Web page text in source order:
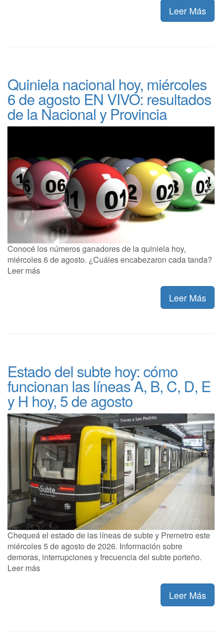
Leer Más
Quiniela nacional hoy, miércoles
6 de agosto EN VIVO: resultados
de la Nacional y Provincia
Conocé los números ganadores de la quiniela hoy,
miércoles 6 de agosto. ¿Cuáles encabezaron cada tanda?
Leer más
Leer Más
Estado del subte hoy: cómo
funcionan las líneas A, B, C, D, E
y H hoy, 5 de agosto
Chequeá el estado de las líneas de subte y Premetro este
miércoles 5 de agosto de 2026. Información sobre
demoras, interrupciones y frecuencia del subte porteño.
Leer más
Leer Más